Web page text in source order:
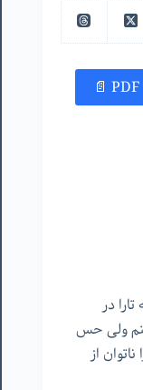
PDF 📄
در
ولی حس
از